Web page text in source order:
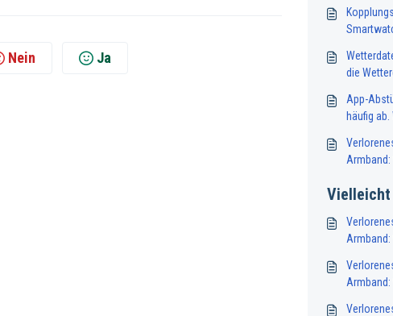
Nein Ja
ich tun?
die
ungenau?
App-
häufig
Armband:
Armband:
Armband: